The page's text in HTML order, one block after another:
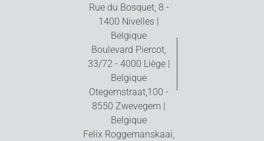
Rue du Bosquet, 8 -
1400 Nivelles |
Belgique
Boulevard Piercot,
33/72 - 4000 Liège |
Belgique
Otegemstraat,100 -
8550 Zwevegem |
Belgique
Felix Roggemanskaai,